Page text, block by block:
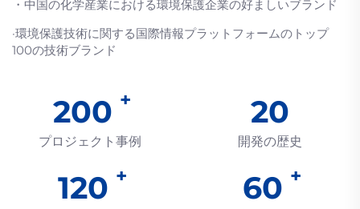
・中国の化学産業における環境保護企業の好ましいブランド
·環境保護技術に関する国際情報プラットフォームのトップ
100の技術ブランド
200
プロジェクト事例
20
開発の歴史
120 60